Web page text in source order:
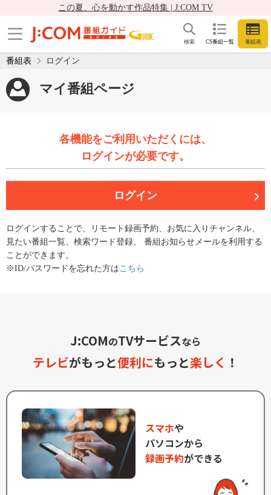
この夏、心を動かす作品特集 | J:COM TV
CS番組一覧 番組表
検索
番組表 ログイン
マイ番組ページ
各機能をご利用いただくには、
ログインが必要です。
ログイン
ログインすることで、リモート録画予約、お気に入りチャンネル、
見たい番組一覧、検索ワード登録、 番組お知らせメールを利用する
ことができます。
※ID/パスワードを忘れた方は こちら
J:COMのTVサービスなら
テレビがもっと便利にもっと楽しく ！
スマホや
パソコンから
録画予約ができる